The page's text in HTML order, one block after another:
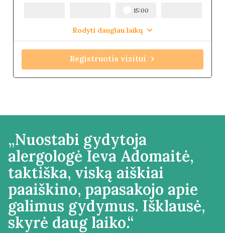
15:00
Rodyti daugiau laikų
Registruotis vizitui
„Nuostabi gydytoja
alergologė Ieva Adomaitė,
taktiška, viską aiškiai
paaiškino, papasakojo apie
galimus gydymus. Išklausė,
skyrė daug laiko.“